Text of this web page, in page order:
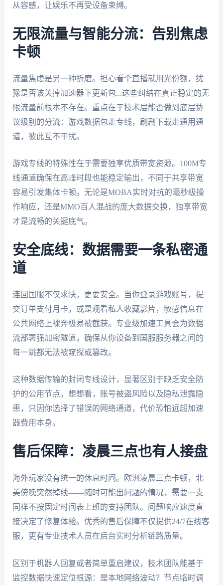
从容感，让娱乐不再受设备束缚。
无限流量与智能分流：告别焦虑
卡顿
流量焦虑是另一种折磨。担心看个直播就用光份额，犹
豫是否该关掉加速器下更新包...这些纠结在真正稳定的无
限流量前根本不存在。重点在于技术层能否做到底层协
议级别的分流：游戏数据包走专线，刷剧下载走通用通
道，彼此互不干扰。
游戏专线的特殊性在于需要独享优质带宽资源。100M专
线通道确保在高峰时段也能稳定输出，不同于共享带宽
容易引发集体卡顿。无论是MOBA实时对抗的毫秒级操
作响应，还是MMO百人混战的庞大数据交换，独享带宽
才是流畅的关键底气。
安全底线：数据需要一条私密通
道
连回国服不仅求快，更要安全。当你登录游戏账号，提
交订单支付月卡，或是观看私人收藏影片，敏感信息在
公共网络上裸奔极易被截获。专业级加速工具会为数据
流部署强加密隧道，确保从你设备到国服服务器之间的
每一跳都无法被窥探或篡改。
这种数据传输的封闭专线设计，显著区别于缺乏安全防
护的公用节点。想想看，账号被盗风险以及隐私泄露隐
患，只因你选择了错误的网络通道，代价恐怕远超加速
器费用本身。
售后保障：凌晨三点也有人接盘
海外玩家没有统一的休息时间。欧洲凌晨三点卡顿，北
美傍晚突然掉线——随时可能出问题的情况，需要一支
同样不按固定时间表上班的支持团队。问题响应速度直
接决定了修复体验。优秀的售后保障不仅提供24/7在线客
服，更有专业技术人员在后台实时分析链路质量。
区别于机器人回复或者简单重启建议，技术团队能基于
监控数据快速定位根源：是本地网络波动？节点临时调